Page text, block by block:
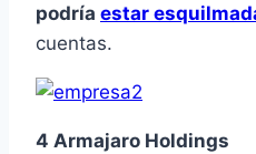
podría estar
cuentas.
4 Armajaro Holdings